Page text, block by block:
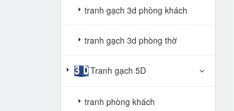
tranh gạch 3d phòng khách
tranh gạch 3d phòng thờ
Tranh gạch 5D
tranh phòng khách